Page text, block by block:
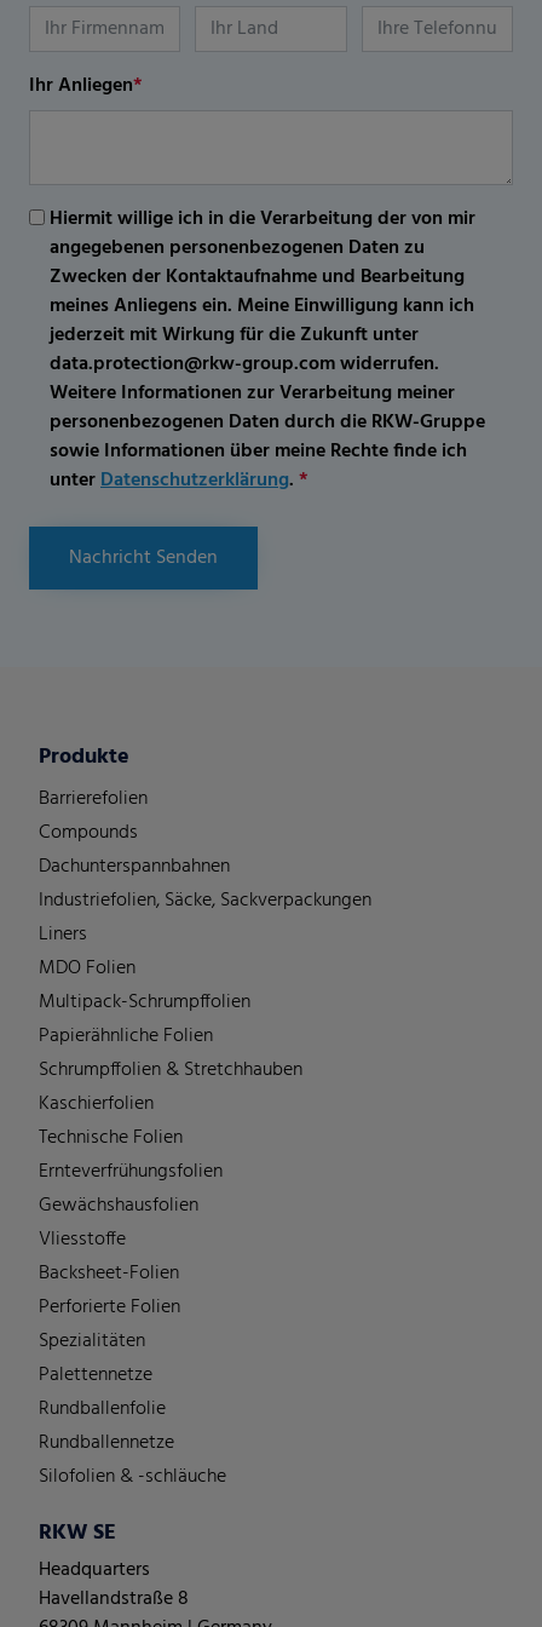
Ihr Anliegen*
Hiermit willige ich in die Verarbeitung der von mir
angegebenen personenbezogenen Daten zu
Zwecken der Kontaktaufnahme und Bearbeitung
meines Anliegens ein. Meine Einwilligung kann ich
jederzeit mit Wirkung für die Zukunft unter
data.protection@rkw-group.com widerrufen.
Weitere Informationen zur Verarbeitung meiner
personenbezogenen Daten durch die RKW-Gruppe
sowie Informationen über meine Rechte finde ich
unterDatenschutzerklärung.*
Nachricht Senden
Produkte
Barrierefolien
Compounds
Dachunterspannbahnen
Industriefolien, Säcke, Sackverpackungen
Liners
MDO Folien
Multipack-Schrumpffolien
Papierähnliche Folien
Schrumpffolien & Stretchhauben
Kaschierfolien
Technische Folien
Ernteverfrühungsfolien
Gewächshausfolien
Vliesstoffe
Backsheet-Folien
Perforierte Folien
Spezialitäten
Palettennetze
Rundballenfolie
Rundballennetze
Silofolien & -schläuche
RKW SE
Headquarters
Havellandstraße 8